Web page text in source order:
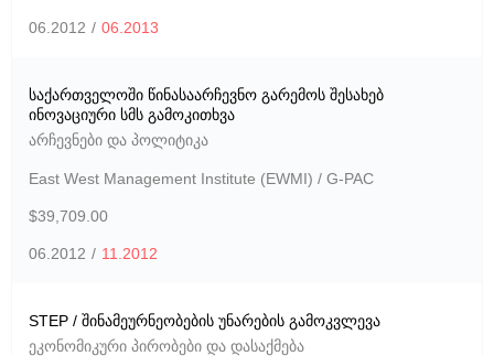
06.2012 / 06.2013
საქართველოში წინასაარჩევნო გარემოს შესახებ
ინოვაციური სმს გამოკითხვა
არჩევნები და პოლიტიკა
East West Management Institute (EWMI) / G-PAC
$39,709.00
06.2012 / 11.2012
STEP / შინამეურნეობების უნარების გამოკვლევა
ეკონომიკური პირობები და დასაქმება